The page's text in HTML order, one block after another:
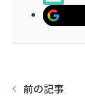
前の記事